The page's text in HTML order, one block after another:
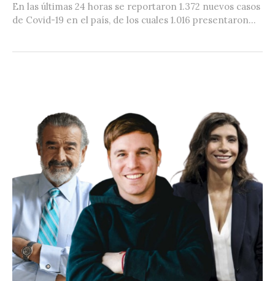
En las últimas 24 horas se reportaron 1.372 nuevos casos
de Covid-19 en el país, de los cuales 1.016 presentaron...